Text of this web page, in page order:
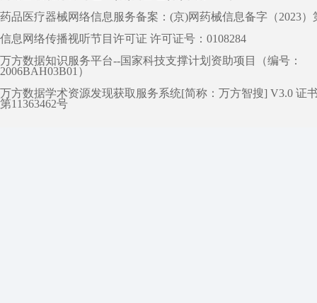
药品医疗器械网络信息服务备案：(京)网药械信息备字（2023）
信息网络传播视听节目许可证 许可证号：0108284
万方数据知识服务平台--国家科技支撑计划资助项目（编号：
2006BAH03B01）
万方数据学术资源发现获取服务系统[简称：万方智搜] V3.0 证
第11363462号